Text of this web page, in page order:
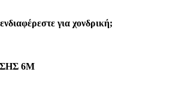
για χονδρική;
6M